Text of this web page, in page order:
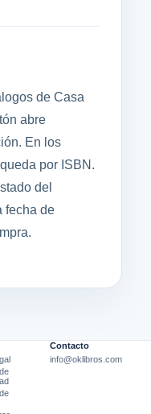
de Casa
abre
En los
por ISBN.
del
fecha de
Contacto
info@oklibros.com